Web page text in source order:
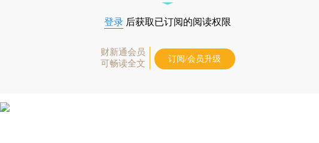
登录 后获取已订阅的阅读权限
财新通会员
可畅读全文
订阅/会员升级